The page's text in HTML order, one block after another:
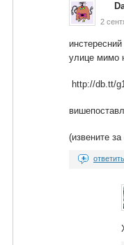
2
улице мимо
http://db.tt/
(извените
ответить